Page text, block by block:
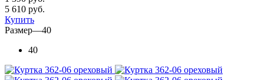
5 610 руб.
Купить
Размер—40
40